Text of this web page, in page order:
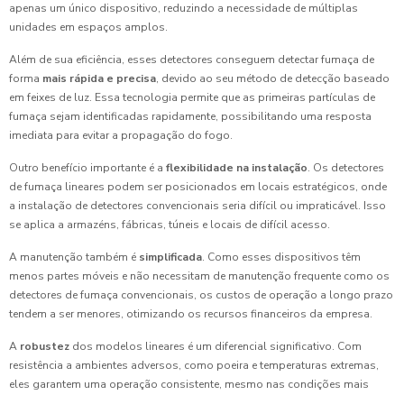
apenas um único dispositivo, reduzindo a necessidade de múltiplas
unidades em espaços amplos.
Além de sua eficiência, esses detectores conseguem detectar fumaça de
forma mais rápida e precisa, devido ao seu método de detecção baseado
em feixes de luz. Essa tecnologia permite que as primeiras partículas de
fumaça sejam identificadas rapidamente, possibilitando uma resposta
imediata para evitar a propagação do fogo.
Outro benefício importante é a flexibilidade na instalação. Os detectores
de fumaça lineares podem ser posicionados em locais estratégicos, onde
a instalação de detectores convencionais seria difícil ou impraticável. Isso
se aplica a armazéns, fábricas, túneis e locais de difícil acesso.
A manutenção também é simplificada. Como esses dispositivos têm
menos partes móveis e não necessitam de manutenção frequente como os
detectores de fumaça convencionais, os custos de operação a longo prazo
tendem a ser menores, otimizando os recursos financeiros da empresa.
A robustez dos modelos lineares é um diferencial significativo. Com
resistência a ambientes adversos, como poeira e temperaturas extremas,
eles garantem uma operação consistente, mesmo nas condições mais